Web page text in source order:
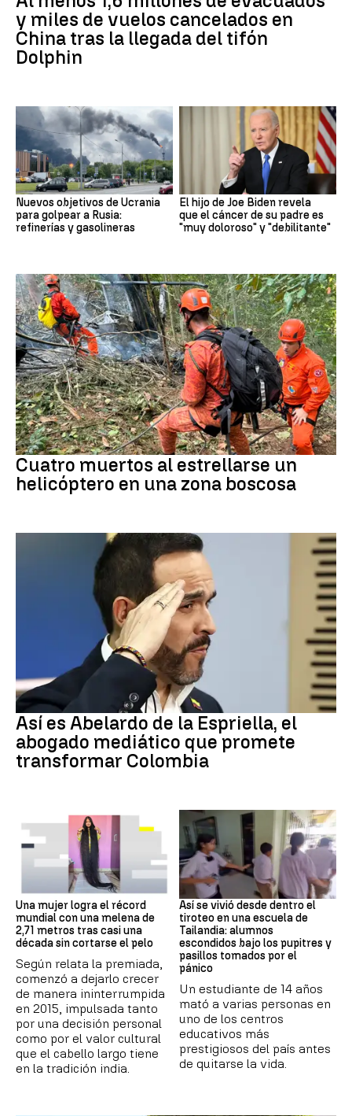
y miles de vuelos cancelados en
China tras la llegada del tifón
Dolphin
Nuevos objetivos de Ucrania
para golpear a Rusia:
refinerías y gasolineras
El hijo de Joe Biden revela
que el cáncer de su padre es
"muy doloroso" y "debilitante"
brasil
Cuatro muertos al estrellarse un
helicóptero en una zona boscosa
Colombia
Así es Abelardo de la Espriella, el
abogado mediático que promete
transformar Colombia
RÉCORD GUINNESS
Una mujer logra el récord
mundial con una melena de
2,71 metros tras casi una
década sin cortarse el pelo
Según relata la premiada,
comenzó a dejarlo crecer
de manera ininterrumpida
en 2015, impulsada tanto
por una decisión personal
como por el valor cultural
que el cabello largo tiene
en la tradición india.
Tiroteo
Así se vivió desde dentro el
tiroteo en una escuela de
Tailandia: alumnos
escondidos bajo los pupitres y
pasillos tomados por el
pánico
Un estudiante de 14 años
mató a varias personas en
uno de los centros
educativos más
prestigiosos del país antes
de quitarse la vida.